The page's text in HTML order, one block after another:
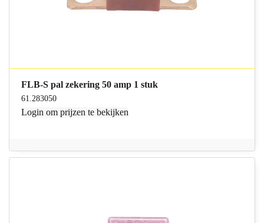
FLB-S pal zekering 50 amp 1 stuk
61.283050
Login om prijzen te bekijken